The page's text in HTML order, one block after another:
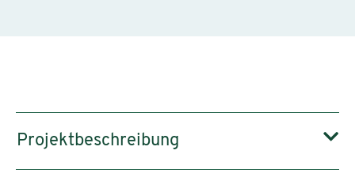
Projektbeschreibung